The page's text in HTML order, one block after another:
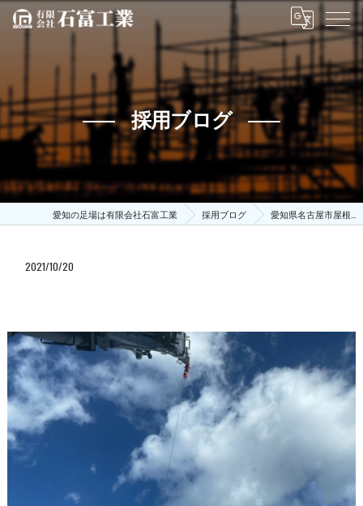
採用ブログ
愛知の足場は有限会社石富工業 採用ブログ 愛知県名古屋市屋根…
2021/10/20